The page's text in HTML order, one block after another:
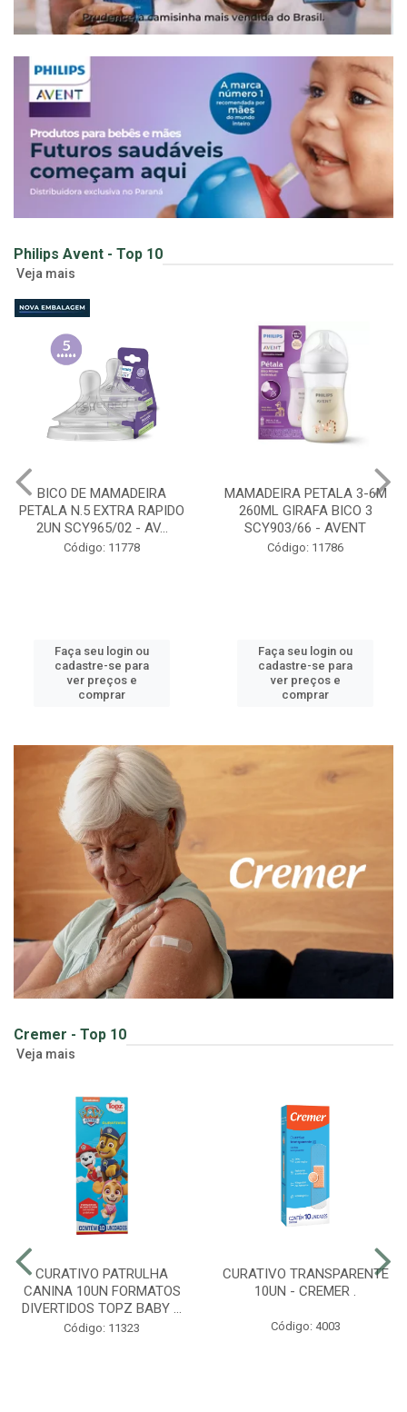
Philips Avent - Top 10
Veja mais
MAMADEIRA PETALA 3-6M
260ML GIRAFA BICO 3
SCY903/66 - AVENT
Código: 11786
Faça seu login ou
cadastre-se para
ver preços e
comprar
MAMADEIRA PETALA 6M+
330ML TRANSPARENTE
BICO 4 SCY906/01 - A...
Código: 11788
Faça seu login ou
cadastre-se para
ver preços e
comprar
Cremer - Top 10
Veja mais
CURATIVO PATRULHA
CANINA 10UN FORMATOS
DIVERTIDOS TOPZ BABY ...
Código: 11323
CURATIVO TRANSPARENTE
10UN - CREMER .
Código: 4003